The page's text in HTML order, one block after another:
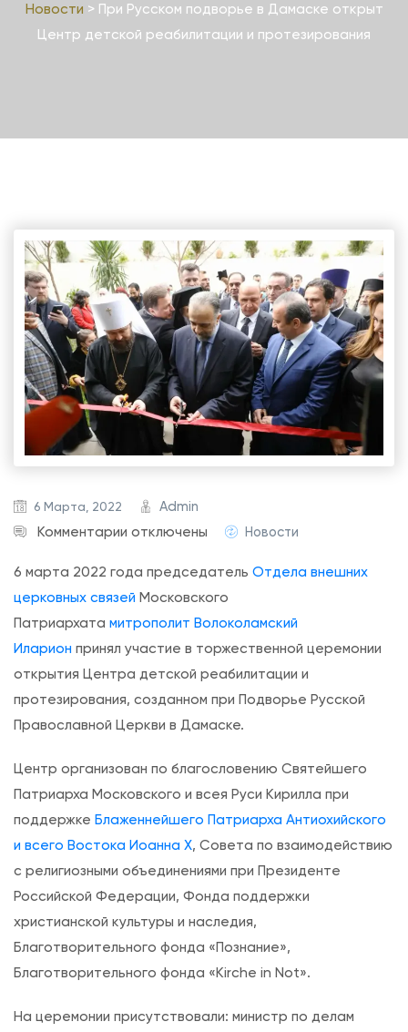
Новости > При Русском подворье в Дамаске открыт
Центр детской реабилитации и протезирования
6 Марта, 2022
Admin
Комментарии к
а
и
с
П
р
с
д
отключены Новости
6 марта 2022 года председатель Отдела внешних
церковных связей Московского
Патриархата митрополит Волоколамский
Иларион принял участие в торжественной церемонии
открытия Центра детской реабилитации и
протезирования, созданном при Подворье Русской
Православной Церкви в Дамаске.
Центр организован по благословению Святейшего
Патриарха Московского и всея Руси Кирилла при
поддержке Блаженнейшего Патриарха Антиохийского
и всего Востока Иоанна X, Совета по взаимодействию
с религиозными объединениями при Президенте
Российской Федерации, Фонда поддержки
христианской культуры и наследия,
Благотворительного фонда «Познание»,
Благотворительного фонда «Kirche in Not».
На церемонии присутствовали: министр по делам